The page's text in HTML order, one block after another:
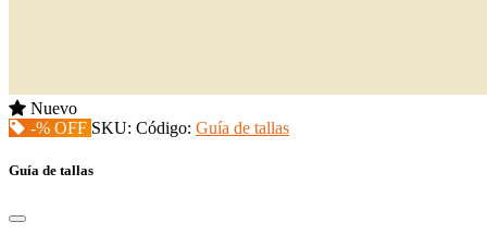
Nuevo
-% OFF SKU: Código: Guía de tallas
Guía de tallas